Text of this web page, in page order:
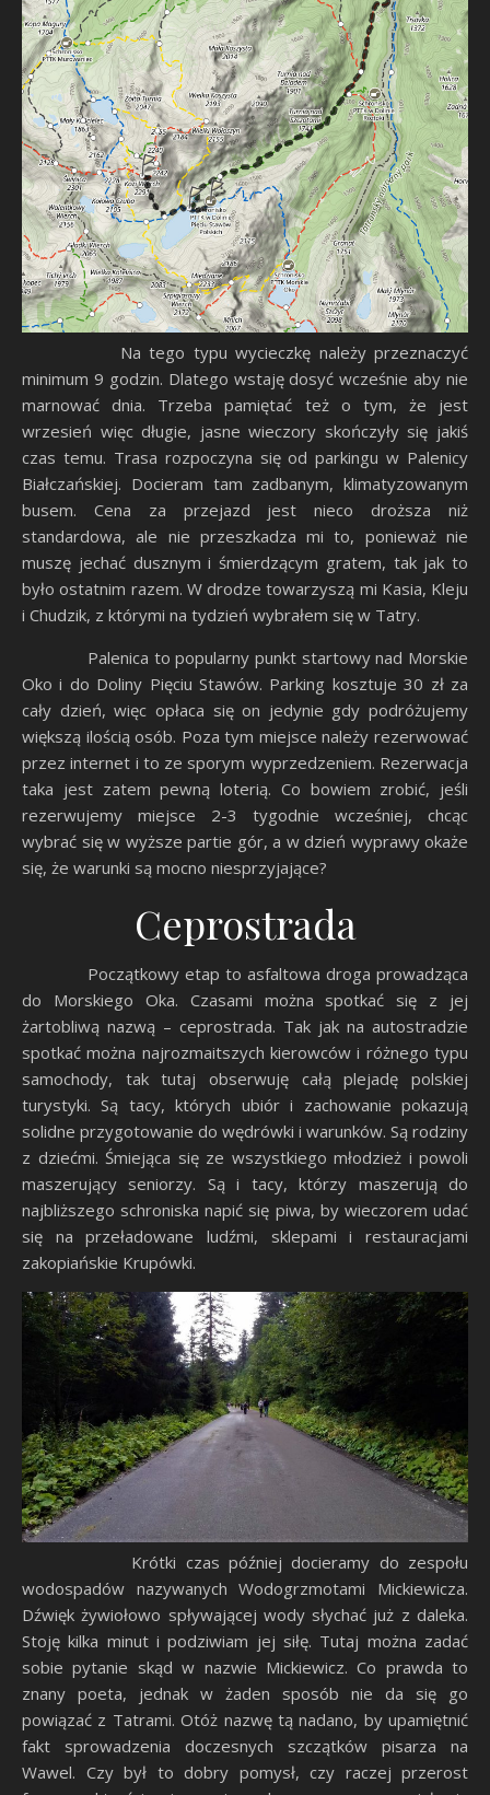
Na tego typu wycieczkę należy przeznaczyć
minimum 9 godzin. Dlatego wstaję dosyć wcześnie aby nie
marnować dnia. Trzeba pamiętać też o tym, że jest
wrzesień więc długie, jasne wieczory skończyły się jakiś
czas temu. Trasa rozpoczyna się od parkingu w Palenicy
Białczańskiej. Docieram tam zadbanym, klimatyzowanym
busem. Cena za przejazd jest nieco droższa niż
standardowa, ale nie przeszkadza mi to, ponieważ nie
muszę jechać dusznym i śmierdzącym gratem, tak jak to
było ostatnim razem. W drodze towarzyszą mi Kasia, Kleju
i Chudzik, z którymi na tydzień wybrałem się w Tatry.
Palenica to popularny punkt startowy nad Morskie
Oko i do Doliny Pięciu Stawów. Parking kosztuje 30 zł za
cały dzień, więc opłaca się on jedynie gdy podróżujemy
większą ilością osób. Poza tym miejsce należy rezerwować
przez internet i to ze sporym wyprzedzeniem. Rezerwacja
taka jest zatem pewną loterią. Co bowiem zrobić, jeśli
rezerwujemy miejsce 2-3 tygodnie wcześniej, chcąc
wybrać się w wyższe partie gór, a w dzień wyprawy okaże
się, że warunki są mocno niesprzyjające?
Ceprostrada
Początkowy etap to asfaltowa droga prowadząca
do Morskiego Oka. Czasami można spotkać się z jej
żartobliwą nazwą – ceprostrada. Tak jak na autostradzie
spotkać można najrozmaitszych kierowców i różnego typu
samochody, tak tutaj obserwuję całą plejadę polskiej
turystyki. Są tacy, których ubiór i zachowanie pokazują
solidne przygotowanie do wędrówki i warunków. Są rodziny
z dziećmi. Śmiejąca się ze wszystkiego młodzież i powoli
maszerujący seniorzy. Są i tacy, którzy maszerują do
najbliższego schroniska napić się piwa, by wieczorem udać
się na przeładowane ludźmi, sklepami i restauracjami
zakopiańskie Krupówki.
Krótki czas później docieramy do zespołu
wodospadów nazywanych Wodogrzmotami Mickiewicza.
Dźwięk żywiołowo spływającej wody słychać już z daleka.
Stoję kilka minut i podziwiam jej siłę. Tutaj można zadać
sobie pytanie skąd w nazwie Mickiewicz. Co prawda to
znany poeta, jednak w żaden sposób nie da się go
powiązać z Tatrami. Otóż nazwę tą nadano, by upamiętnić
fakt sprowadzenia doczesnych szczątków pisarza na
Wawel. Czy był to dobry pomysł, czy raczej przerost